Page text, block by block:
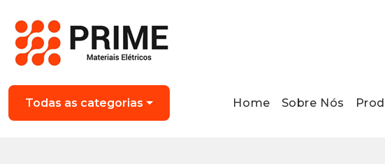
Todas as categorias Home Sobre Nós